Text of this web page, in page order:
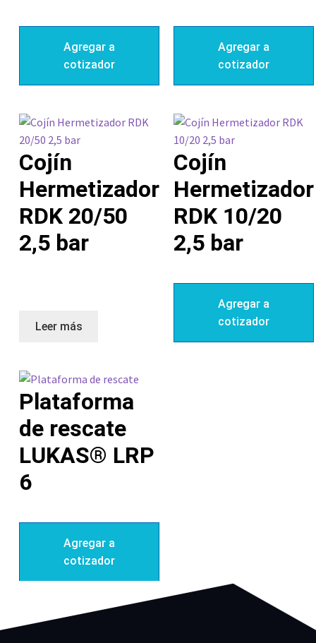
Agregar a
cotizador
Agregar a
cotizador
Cojín
Hermetizador
RDK 20/50
2,5 bar
Leer más
Cojín
Hermetizador
RDK 10/20
2,5 bar
Agregar a
cotizador
Plataforma
de rescate
LUKAS® LRP
6
Agregar a
cotizador